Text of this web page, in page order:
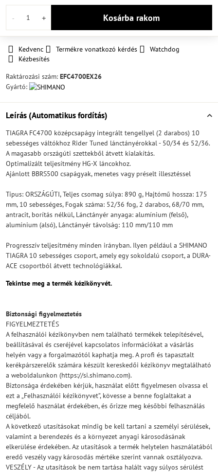
Kosárba rakom
Kedvenc Termékre vonatkozó kérdés
Watchdog
Kézbesítés
Raktározási szám: EFC4700EX26
Gyártó:
Leírás (Automatikus fordítás)
TIAGRA FC4700 középcsapágy integrált tengellyel (2 darabos) 10
sebességes váltókhoz Rider Tuned lánctányérokkal - 50/34 és 52/36.
A magasabb országúti szettekből átvett kialakítás.
Optimalizált teljesítmény HG-X láncokhoz.
Ajánlott BBRS500 csapágyak, menetes vagy préselt illesztéssel
Típus: ORSZÁGÚTI, Teljes csomag súlya: 890 g, Hajtómű hossza: 175
mm, 10 sebességes, Fogak száma: 52/36 fog, 2 darabos, 68/70 mm,
antracit, borítás nélkül, Lánctányér anyaga: alumínium (felső),
alumínium (alsó), Lánctányér távolság: 110 mm/110 mm
Progresszív teljesítmény minden irányban. Ilyen például a SHIMANO
TIAGRA 10 sebességes csoport, amely egy sokoldalú csoport, a DURA-
ACE csoportból átvett technológiákkal.
Tekintse meg a termék kézikönyvét.
Biztonsági figyelmeztetés
FIGYELMEZTETÉS
A felhasználói kézikönyvben nem található termékek telepítésével,
beállításával és cseréjével kapcsolatos információkat a vásárlás
helyén vagy a forgalmazótól kaphatja meg. A profi és tapasztalt
kerékpárszerelők számára készült kereskedői kézikönyv megtalálható
a weboldalunkon (https://si.shimano.com).
Biztonsága érdekében kérjük, használat előtt figyelmesen olvassa el
ezt a „Felhasználói kézikönyvet”, kövesse a benne foglaltakat a
megfelelő használat érdekében, és őrizze meg későbbi felhasználás
céljából.
A következő utasításokat mindig be kell tartani a személyi sérülések,
valamint a berendezés és a környezet anyagi károsodásának
elkerülése érdekében. Az utasítások a termék helytelen használatából
eredő veszély vagy károsodás mértéke szerint vannak osztályozva.
VESZÉLY - Az utasítások be nem tartása halált vagy súlyos sérülést